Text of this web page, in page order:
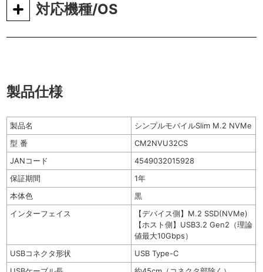
対応機種/OS
製品仕様
製品名
シンプルモバイルSlim M.2 NVMe
型 番
CM2NVU32CS
JANコード
4549032015928
保証期間
1年
本体色
黒
インターフェイス
【デバイス側】M.2 SSD(NVMe)
【ホスト側】USB3.2 Gen2（理論
値最大10Gbps）
USBコネクタ形状
USB Type-C